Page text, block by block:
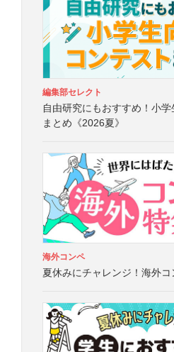
編集部セレクト
自由研究にもおすすめ！小学
まとめ《2026夏》
海外コンペ
夏休みにチャレンジ！海外